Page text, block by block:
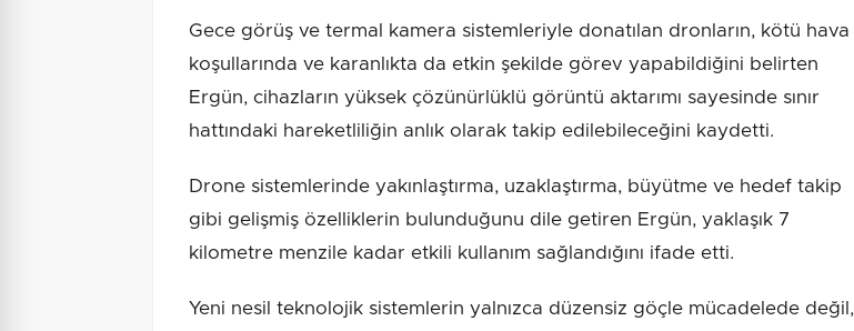
Gece görüş ve termal kamera sistemleriyle donatılan dronların, kötü hava
koşullarında ve karanlıkta da etkin şekilde görev yapabildiğini belirten
Ergün, cihazların yüksek çözünürlüklü görüntü aktarımı sayesinde sınır
hattındaki hareketliliğin anlık olarak takip edilebileceğini kaydetti.
Drone sistemlerinde yakınlaştırma, uzaklaştırma, büyütme ve hedef takip
gibi gelişmiş özelliklerin bulunduğunu dile getiren Ergün, yaklaşık 7
kilometre menzile kadar etkili kullanım sağlandığını ifade etti.
Yeni nesil teknolojik sistemlerin yalnızca düzensiz göçle mücadelede değil,